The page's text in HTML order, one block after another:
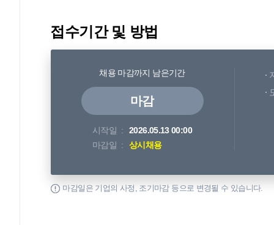
접수기간 및 방법
채용 마감까지 남은기간
마감
시작일
2026.05.13 00:00
마감일
상시채용
마감일은 기업의 사정, 조기마감 등으로 변경될 수 있습니다.